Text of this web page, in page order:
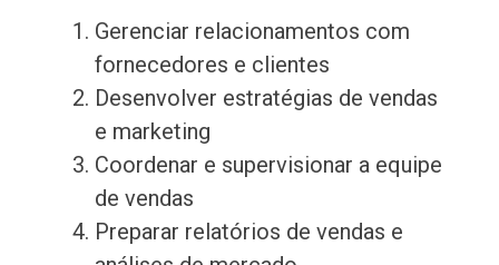
Gerenciar relacionamentos com
fornecedores e clientes
Desenvolver estratégias de vendas
e marketing
Coordenar e supervisionar a equipe
de vendas
Preparar relatórios de vendas e